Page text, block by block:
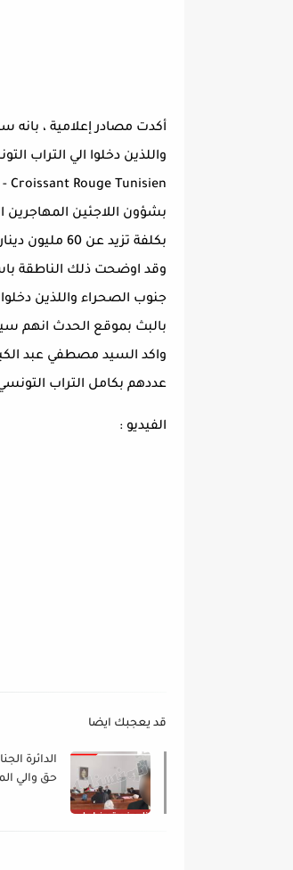
أكدت مصادر إعلامية ، بانه
بكلفة تزيد عن 60 مليون دينار تونسي..
وقد اوضحت ذلك الناطقة
جنوب الصحراء واللذين
بالبث بموقع الحدث انهم
واكد السيد مصطفي عبد
عددهم بكامل التراب التونسي قد
الفيديو :
قد يعجبك ايضا
الدائرة
حق والي